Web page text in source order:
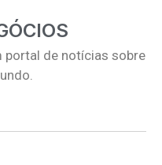
portal de notícias sobre